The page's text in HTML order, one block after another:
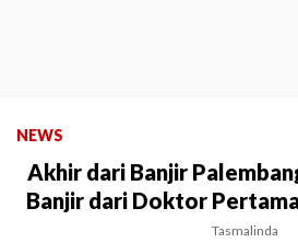
NEWS
Akhir dari Banjir
Banjir dari Doktor
Tasmalinda